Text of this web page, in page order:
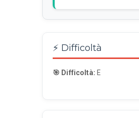
⚡ Difficoltà
🎯 Difficoltà: E